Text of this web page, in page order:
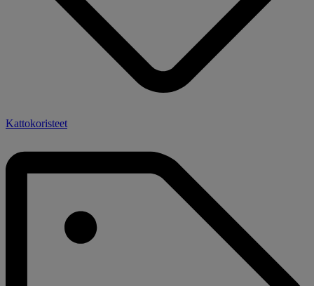
Kattokoristeet